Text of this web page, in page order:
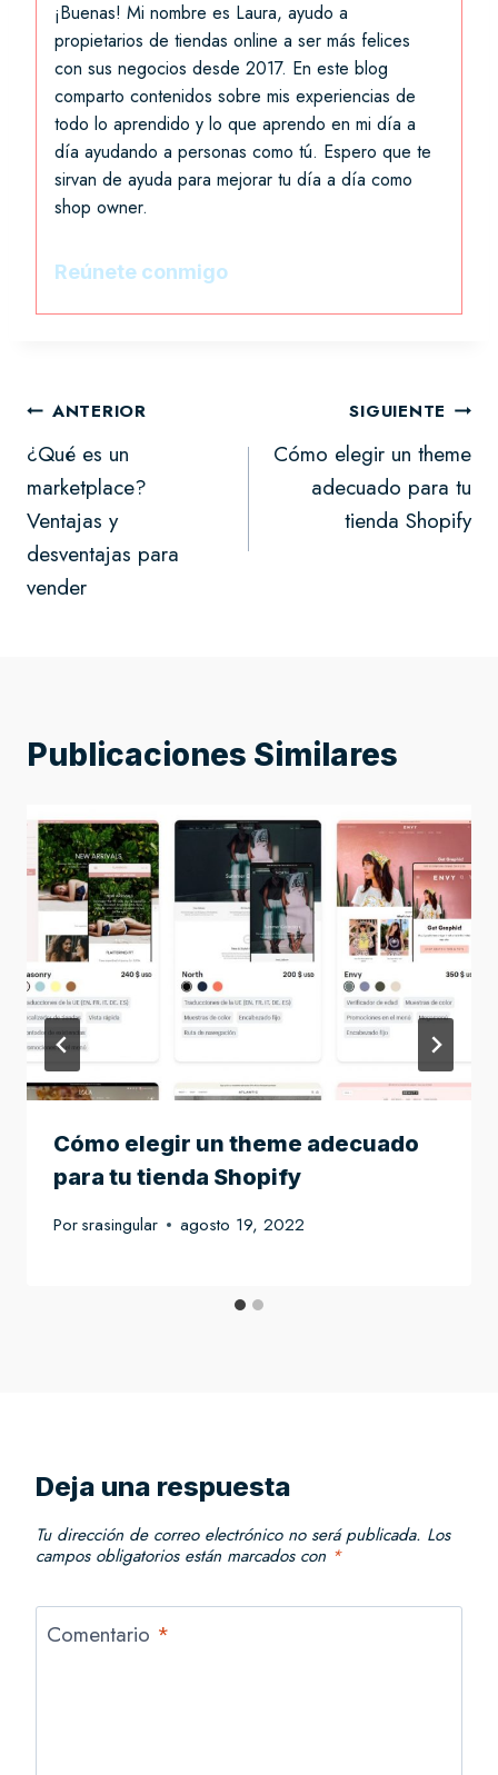
¡Buenas! Mi nombre es Laura, ayudo a
propietarios de tiendas online a ser más felices
con sus negocios desde 2017. En este blog
comparto contenidos sobre mis experiencias de
todo lo aprendido y lo que aprendo en mi día a
día ayudando a personas como tú. Espero que te
sirvan de ayuda para mejorar tu día a día como
shop owner.
Reúnete conmigo
Navegación
de
entradas
ANTERIOR
¿Qué es un
marketplace?
Ventajas y
desventajas para
vender
SIGUIENTE
Cómo elegir un theme
adecuado para tu
tienda Shopify
Publicaciones Similares
Cómo elegir un theme adecuado
para tu tienda Shopify
Porsrasingular agosto 19, 2022
Deja una respuesta
Tu dirección de correo electrónico no será publicada. Los
campos obligatorios están marcados con *
Comentario *